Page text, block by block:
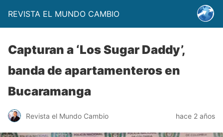
REVISTA EL MUNDO CAMBIO
Capturan a ‘Los Sugar Daddy’,
banda de apartamenteros en
Bucaramanga
Revista el Mundo Cambio hace 2 años